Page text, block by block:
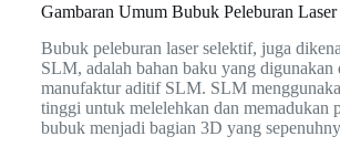
Gambaran Umum Bubuk Peleburan
Bubuk peleburan laser selektif, juga
SLM, adalah bahan baku yang digunakan
manufaktur aditif SLM. SLM
tinggi untuk melelehkan dan memadukan
bubuk menjadi bagian 3D yang